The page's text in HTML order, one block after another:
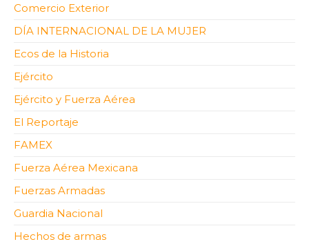
Comercio Exterior
DÍA INTERNACIONAL DE LA MUJER
Ecos de la Historia
Ejército
Ejército y Fuerza Aérea
El Reportaje
FAMEX
Fuerza Aérea Mexicana
Fuerzas Armadas
Guardia Nacional
Hechos de armas